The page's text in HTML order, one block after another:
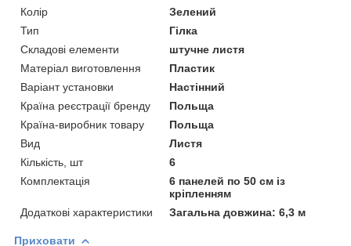
Колір
Зелений
Тип
Гілка
Складові елементи
штучне листя
Матеріал виготовлення
Пластик
Варіант установки
Настінний
Країна реєстрації бренду
Польща
Країна-виробник товару
Польща
Вид
Листя
Кількість, шт
6
Комплектація
6 панелей по 50 см із
кріпленням
Додаткові характеристики
Загальна довжина: 6,3 м
Приховати